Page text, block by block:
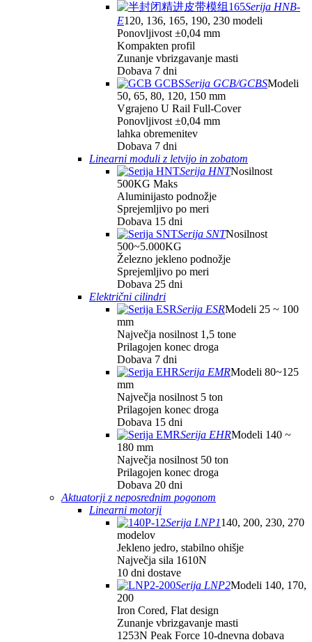
Serija HNB-
E120, 136, 165, 190, 230 modeli
Ponovljivost ±0,04 mm
Kompakten profil
Zunanje vbrizgavanje masti
Dobava 7 dni
Serija GCB/GCBSModeli
50, 65, 80, 120, 150 mm
Vgrajeno U Rail Full-Cover
Ponovljivost ±0,04 mm
lahka obremenitev
Dobava 7 dni
Linearni moduli z letvijo in zobatom
Serija HNTNosilnost
500KG Maks
Aluminijasto podnožje
Sprejemljivo po meri
Dobava 15 dni
Serija SNTNosilnost
500~5.000KG
Železno jekleno podnožje
Sprejemljivo po meri
Dobava 25 dni
Električni cilindri
Serija ESRModeli 25 ~ 100
mm
Največja nosilnost 1,5 tone
Prilagojen konec droga
Dobava 7 dni
Serija EMRModeli 80~125
mm
Največja nosilnost 5 ton
Prilagojen konec droga
Dobava 15 dni
Serija EHRModeli 140 ~
180 mm
Največja nosilnost 50 ton
Prilagojen konec droga
Dobava 20 dni
Aktuatorji z neposrednim pogonom
Linearni motorji
Serija LNP1140, 200, 230, 270
modelov
Jekleno jedro, stabilno ohišje
Največja sila 1610N
10 dni dostave
Serija LNP2Modeli 140, 170,
200
Iron Cored, Flat design
Zunanje vbrizgavanje masti
1253N Peak Force 10-dnevna dobava